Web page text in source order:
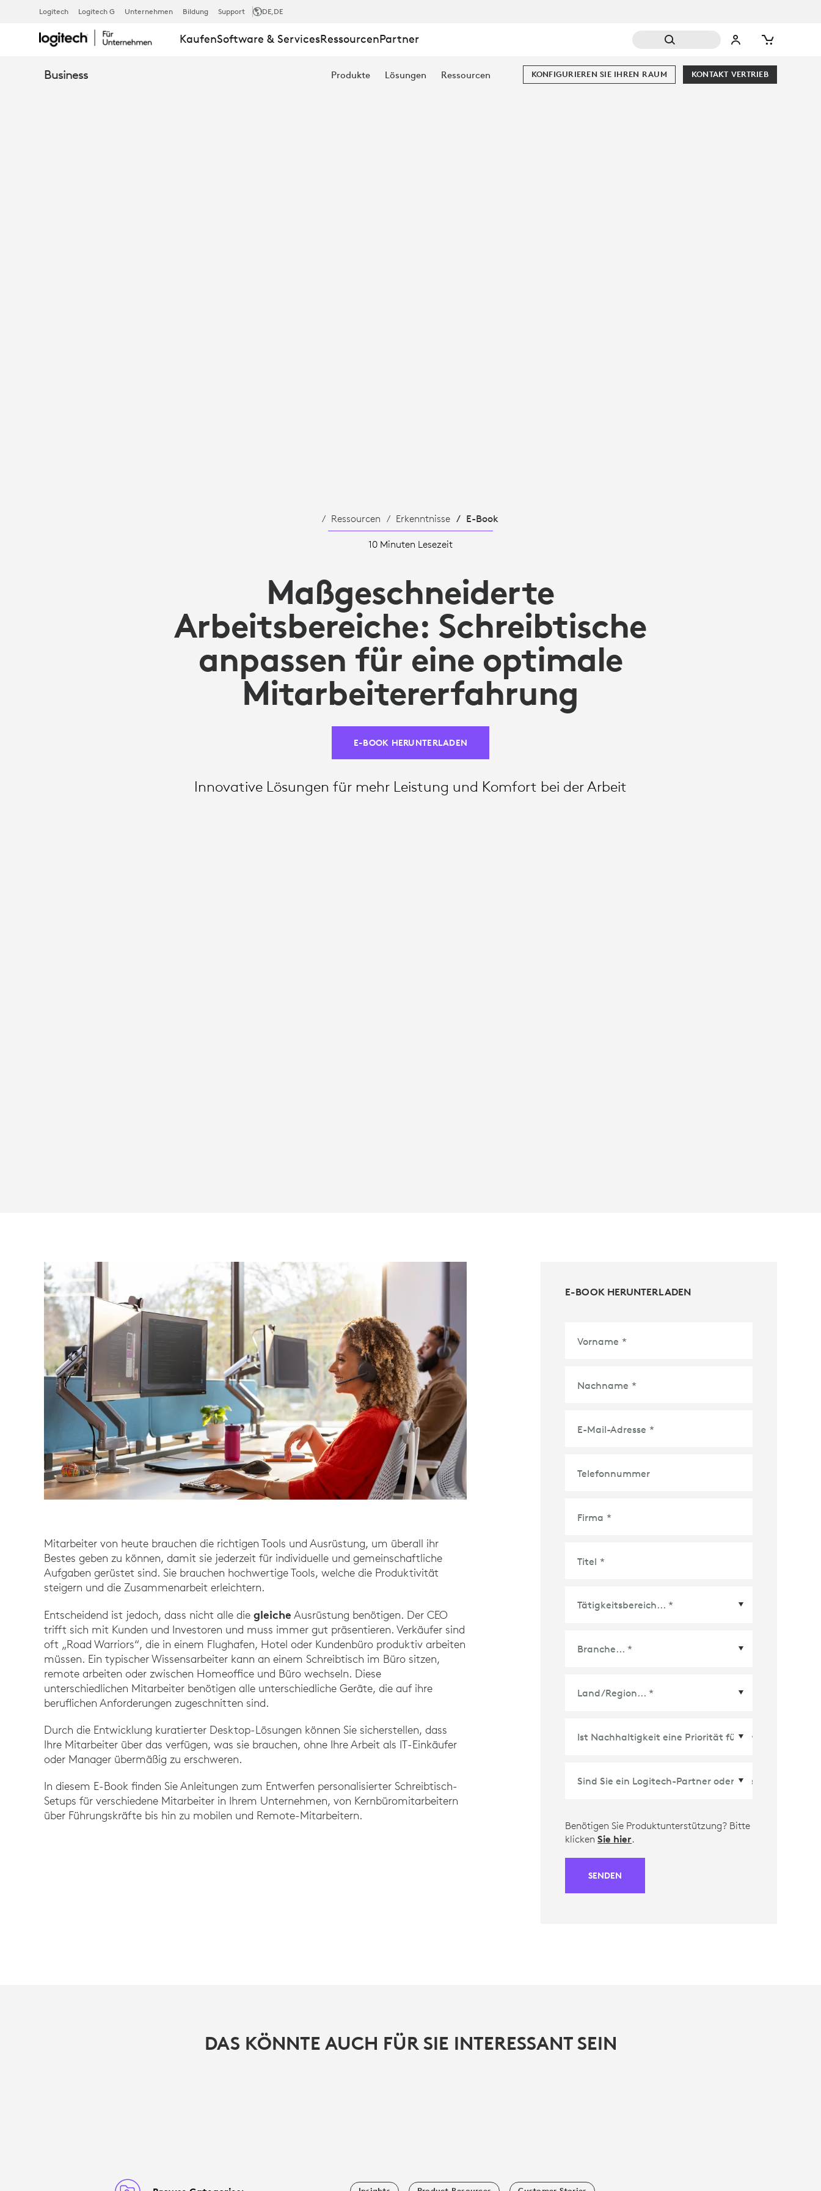
MASSGESCHNEIDERTE A
RBEITSBEREICHE: S
Logitech Logitech G Unternehmen Bildung Support DE,DE
KaufenSoftware & ServicesRessourcenPartner
Business Produkte Lösungen Ressourcen KONTAKT VERTRIEB
KONFIGURIEREN SIE IHREN RAUM
Ressourcen Erkenntnisse E-Book
10 Minuten Lesezeit
Maßgeschneiderte
Arbeitsbereiche: Schreibtische
anpassen für eine optimale
Mitarbeitererfahrung
E-BOOK HERUNTERLADEN
Innovative Lösungen für mehr Leistung und Komfort bei der Arbeit
Mitarbeiter von heute brauchen die richtigen Tools und Ausrüstung, um überall ihr
Bestes geben zu können, damit sie jederzeit für individuelle und gemeinschaftliche
Aufgaben gerüstet sind. Sie brauchen hochwertige Tools, welche die Produktivität
steigern und die Zusammenarbeit erleichtern.
Entscheidend ist jedoch, dass nicht alle die gleiche Ausrüstung benötigen. Der CEO
trifft sich mit Kunden und Investoren und muss immer gut präsentieren. Verkäufer sind
oft „Road Warriors“, die in einem Flughafen, Hotel oder Kundenbüro produktiv arbeiten
müssen. Ein typischer Wissensarbeiter kann an einem Schreibtisch im Büro sitzen,
remote arbeiten oder zwischen Homeoffice und Büro wechseln. Diese
unterschiedlichen Mitarbeiter benötigen alle unterschiedliche Geräte, die auf ihre
beruflichen Anforderungen zugeschnitten sind.
Durch die Entwicklung kuratierter Desktop-Lösungen können Sie sicherstellen, dass
Ihre Mitarbeiter über das verfügen, was sie brauchen, ohne Ihre Arbeit als IT-Einkäufer
oder Manager übermäßig zu erschweren.
In diesem E-Book finden Sie Anleitungen zum Entwerfen personalisierter Schreibtisch-
Setups für verschiedene Mitarbeiter in Ihrem Unternehmen, von Kernbüromitarbeitern
über Führungskräfte bis hin zu mobilen und Remote-Mitarbeitern.
E-BOOK HERUNTERLADEN
Vorname *
Nachname *
E-Mail-Adresse *
Telefonnummer
Firma *
Titel *
Land/Region *
Benötigen Sie Produktunterstützung? Bitte
klickenSie hier.
SENDEN
DAS KÖNNTE AUCH FÜR SIE INTERESSANT SEIN